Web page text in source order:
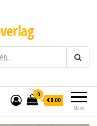
Menü
0
€0.00